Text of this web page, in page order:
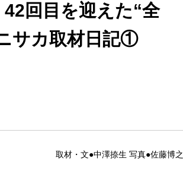
回目を迎えた“全
サカ取材日記①
取材・文●中澤捺生 写真●佐藤博之